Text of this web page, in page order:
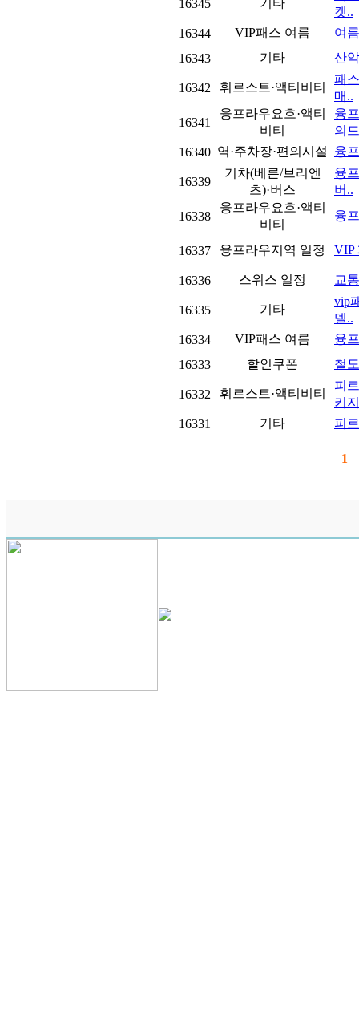
16345 기타
켓..
16344
VIP패스 여름
여
16343
기타 산
16342 휘르스트·액티비티
패
매..
16341
융프라우요흐·액티
비티
융
의
16340 역·주차장·편의시설 융
16339
기차(베른/브리엔
츠)·버스
융
버..
16338
융프라우요흐·액티
비티
융
16337 융프라우지역 일정 VIP
16336 스위스 일정 교
16335 기타
vip
델..
16334
VIP패스 여름
융
16333
할인쿠폰 철
16332 휘르스트·액티비티
피
키
16331
기타 피
1